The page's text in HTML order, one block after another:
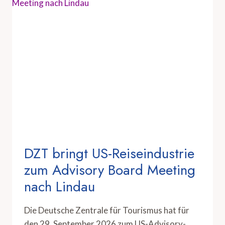
DZT bringt US-Reiseindustrie
zum Advisory Board Meeting
nach Lindau
Die Deutsche Zentrale für Tourismus hat für